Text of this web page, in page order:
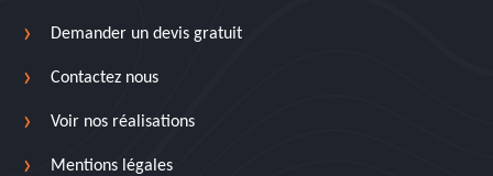
Demander un devis gratuit
Contactez nous
Voir nos réalisations
Mentions légales